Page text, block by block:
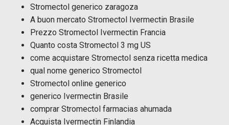
Stromectol generico zaragoza
A buon mercato Stromectol Ivermectin Brasile
Prezzo Stromectol Ivermectin Francia
Quanto costa Stromectol 3 mg US
come acquistare Stromectol senza ricetta medica
qual nome generico Stromectol
Stromectol online generico
generico Ivermectin Brasile
comprar Stromectol farmacias ahumada
Acquista Ivermectin Finlandia